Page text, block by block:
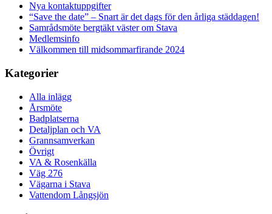
Nya kontaktuppgifter
“Save the date” – Snart är det dags för den årliga städdagen!
Samrådsmöte bergtäkt väster om Stava
Medlemsinfo
Välkommen till midsommarfirande 2024
Kategorier
Alla inlägg
Årsmöte
Badplatserna
Detaljplan och VA
Grannsamverkan
Övrigt
VA & Rosenkälla
Väg 276
Vägarna i Stava
Vattendom Långsjön